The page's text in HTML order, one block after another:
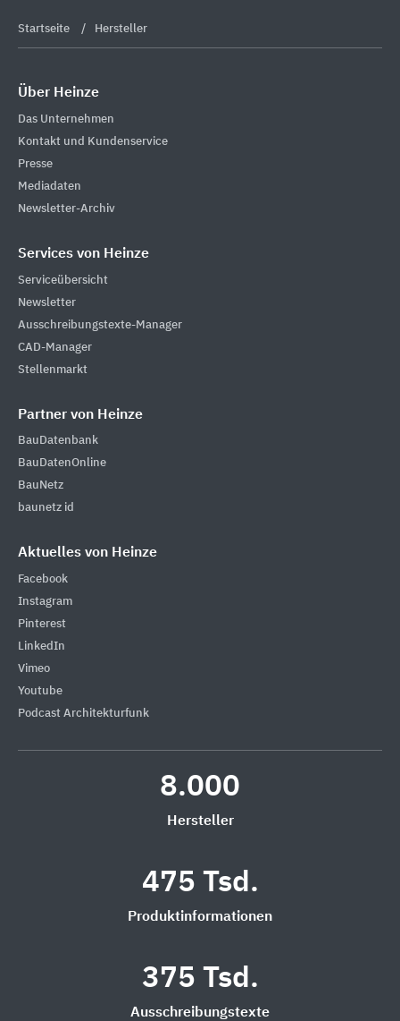
Startseite Hersteller
Über Heinze
Das Unternehmen
Kontakt und Kundenservice
Presse
Mediadaten
Newsletter-Archiv
Services von Heinze
Serviceübersicht
Newsletter
Ausschreibungstexte-Manager
CAD-Manager
Stellenmarkt
Partner von Heinze
BauDatenbank
BauDatenOnline
BauNetz
baunetz id
Aktuelles von Heinze
Facebook
Instagram
Pinterest
LinkedIn
Vimeo
Youtube
Podcast Architekturfunk
8.000
Hersteller
475 Tsd.
Produktinformationen
375 Tsd.
Ausschreibungstexte